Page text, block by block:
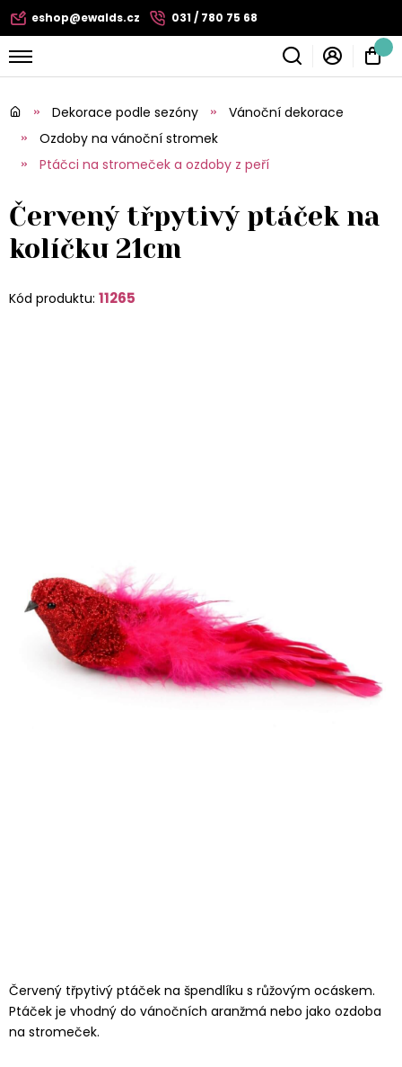
eshop@ewalds.cz 031 / 780 75 68
Dekorace podle sezóny
Vánoční dekorace
Ozdoby na vánoční stromek
Ptáčci na stromeček a ozdoby z peří
Červený třpytivý ptáček na
kolíčku 21cm
Kód produktu: 11265
Červený třpytivý ptáček na špendlíku s růžovým ocáskem.
Ptáček je vhodný do vánočních aranžmá nebo jako ozdoba
na stromeček.